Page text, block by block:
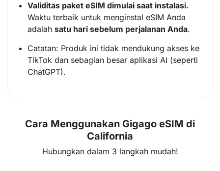
Validitas paket eSIM dimulai saat instalasi.
Waktu terbaik untuk menginstal eSIM Anda
adalah satu hari sebelum perjalanan Anda.
Catatan: Produk ini tidak mendukung akses ke
TikTok dan sebagian besar aplikasi AI (seperti
ChatGPT).
Cara Menggunakan Gigago eSIM di
California
Hubungkan dalam 3 langkah mudah!